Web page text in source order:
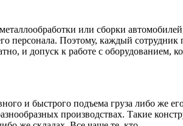
или сборки
персонала. Поэтому, каждый
и допуск к работе с оборудованием,
и быстрого подъема груза либо же
производствах. Такие